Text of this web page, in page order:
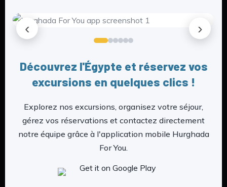
‹ ›
Découvrez l'Égypte et réservez vos
excursions en quelques clics !
Explorez nos excursions, organisez votre séjour,
gérez vos réservations et contactez directement
notre équipe grâce à l'application mobile Hurghada
For You.
Hurghada_foryou c’est l’histoire d’une
rencontre entre Camille, une Française
d’un Egyptien Yosri. Après de nombreux
voyages en Egypte, principalement sur
et de l’incertitude qui accompagnent souvent
les voyages, nous avons décidé de créer
Hurghada_foryou.